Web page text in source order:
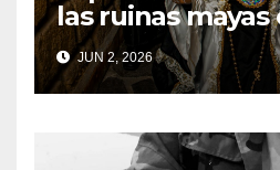
las ruinas mayas
de Yucatán
JUN 2, 2026